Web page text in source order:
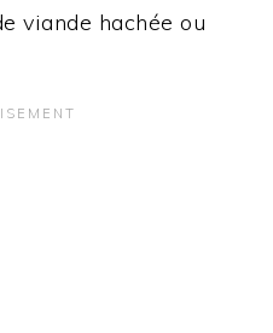
viande hachée ou